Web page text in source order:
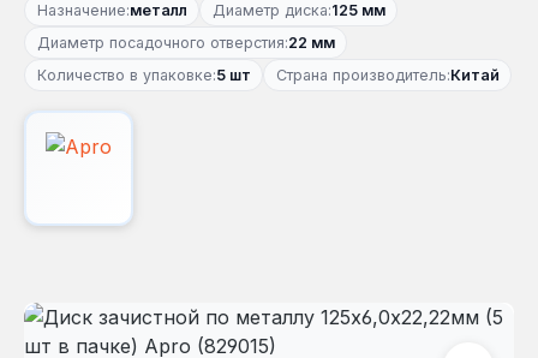
Назначение:металл Диаметр диска:125 мм
Диаметр посадочного отверстия:22 мм
Количество в упаковке:5 шт Страна производитель:Китай
Пропустить галерею изображений